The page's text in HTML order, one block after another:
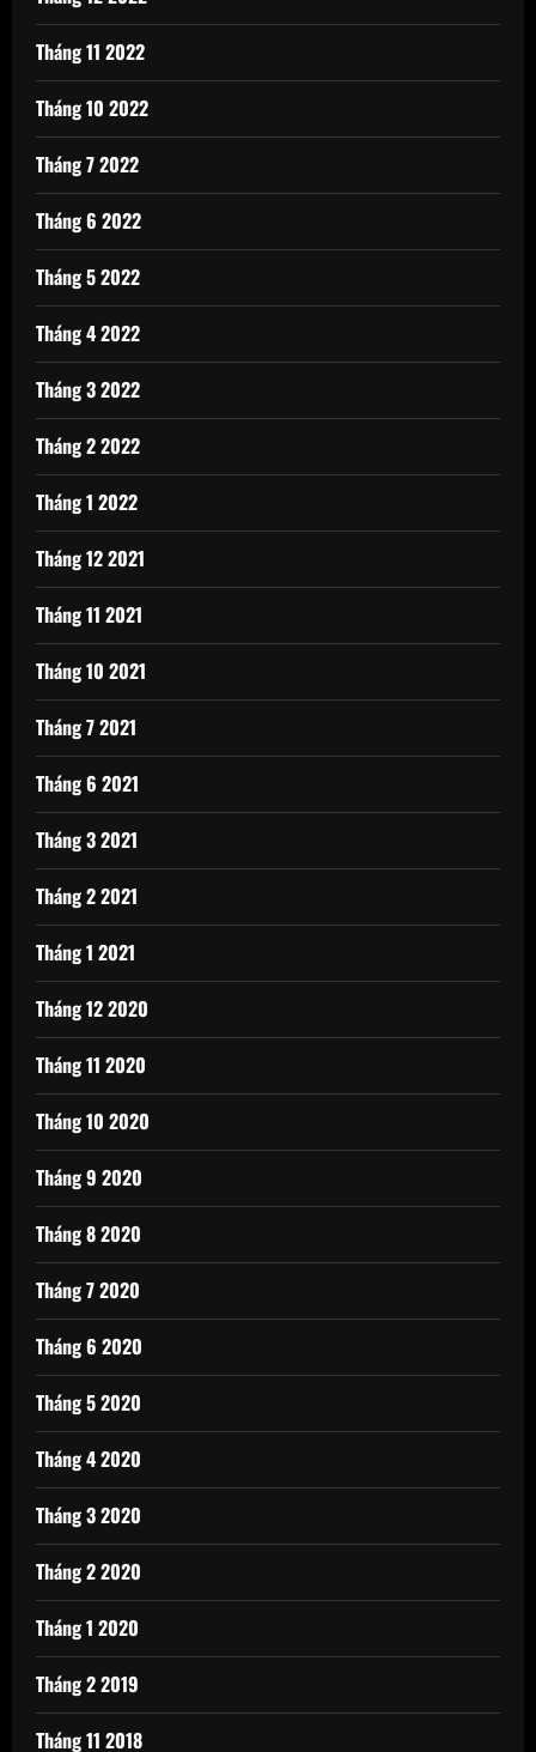
Tháng 11 2022
Tháng 10 2022
Tháng 7 2022
Tháng 6 2022
Tháng 5 2022
Tháng 4 2022
Tháng 3 2022
Tháng 2 2022
Tháng 1 2022
Tháng 12 2021
Tháng 11 2021
Tháng 10 2021
Tháng 7 2021
Tháng 6 2021
Tháng 3 2021
Tháng 2 2021
Tháng 1 2021
Tháng 12 2020
Tháng 11 2020
Tháng 10 2020
Tháng 9 2020
Tháng 8 2020
Tháng 7 2020
Tháng 6 2020
Tháng 5 2020
Tháng 4 2020
Tháng 3 2020
Tháng 2 2020
Tháng 1 2020
Tháng 2 2019
Tháng 11 2018